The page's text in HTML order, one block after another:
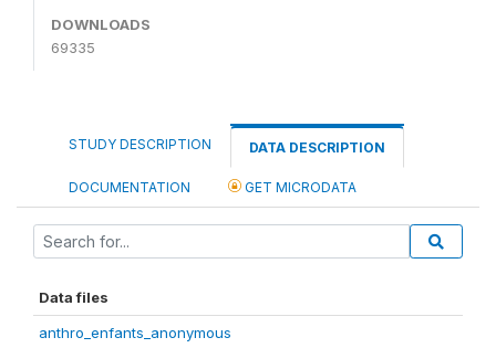
DOWNLOADS
69335
STUDY DESCRIPTION DATA DESCRIPTION
DOCUMENTATION GET MICRODATA
Data files
anthro_enfants_anonymous